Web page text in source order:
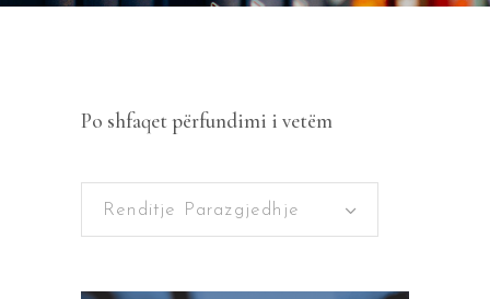
Po shfaqet përfundimi i vetëm
Renditje Parazgjedhje